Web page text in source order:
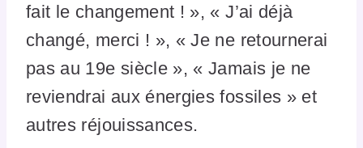
fait le changement ! », « J’ai déjà
changé, merci ! », « Je ne retournerai
pas au 19e siècle », « Jamais je ne
reviendrai aux énergies fossiles » et
autres réjouissances.